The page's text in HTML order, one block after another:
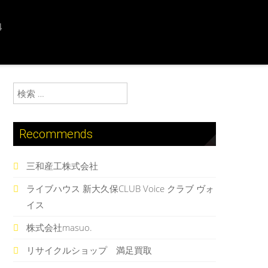
検索:
Recommends
三和産工株式会社
ライブハウス 新大久保CLUB Voice クラブ ヴォ
イス
株式会社masuo.
リサイクルショップ 満足買取